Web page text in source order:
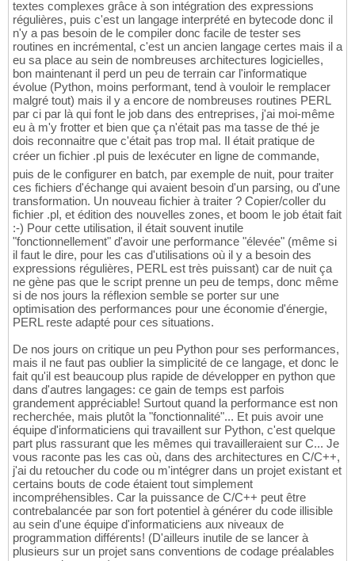
textes complexes grâce à son intégration des expressions
régulières, puis c'est un langage interprété en bytecode donc il
n'y a pas besoin de le compiler donc facile de tester ses
routines en incrémental, c'est un ancien langage certes mais il a
eu sa place au sein de nombreuses architectures logicielles,
bon maintenant il perd un peu de terrain car l'informatique
évolue (Python, moins performant, tend à vouloir le remplacer
malgré tout) mais il y a encore de nombreuses routines PERL
par ci par là qui font le job dans des entreprises, j'ai moi-même
eu à m'y frotter et bien que ça n'était pas ma tasse de thé je
dois reconnaitre que c'était pas trop mal. Il était pratique de
créer un fichier .pl puis de lexécuter en ligne de commande,
puis de le configurer en batch, par exemple de nuit, pour traiter
ces fichiers d'échange qui avaient besoin d'un parsing, ou d'une
transformation. Un nouveau fichier à traiter ? Copier/coller du
fichier .pl, et édition des nouvelles zones, et boom le job était fait
:-) Pour cette utilisation, il était souvent inutile
"fonctionnellement" d'avoir une performance "élevée" (même si
il faut le dire, pour les cas d'utilisations où il y a besoin des
expressions régulières, PERL est très puissant) car de nuit ça
ne gène pas que le script prenne un peu de temps, donc même
si de nos jours la réflexion semble se porter sur une
optimisation des performances pour une économie d'énergie,
PERL reste adapté pour ces situations.
De nos jours on critique un peu Python pour ses performances,
mais il ne faut pas oublier la simplicité de ce langage, et donc le
fait qu'il est beaucoup plus rapide de développer en python que
dans d'autres langages: ce gain de temps est parfois
grandement appréciable! Surtout quand la performance est non
recherchée, mais plutôt la "fonctionnalité"... Et puis avoir une
équipe d'informaticiens qui travaillent sur Python, c'est quelque
part plus rassurant que les mêmes qui travailleraient sur C... Je
vous raconte pas les cas où, dans des architectures en C/C++,
j'ai du retoucher du code ou m'intégrer dans un projet existant et
certains bouts de code étaient tout simplement
incompréhensibles. Car la puissance de C/C++ peut être
contrebalancée par son fort potentiel à générer du code illisible
au sein d'une équipe d'informaticiens aux niveaux de
programmation différents! (D'ailleurs inutile de se lancer à
plusieurs sur un projet sans conventions de codage préalables